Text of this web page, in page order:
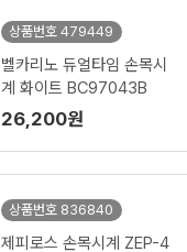
상품번호 479449
벨카리노 듀얼타임 손목시
계 화이트 BC97043B
26,200원
상품번호 836840
제피로스 손목시계 ZEP-4